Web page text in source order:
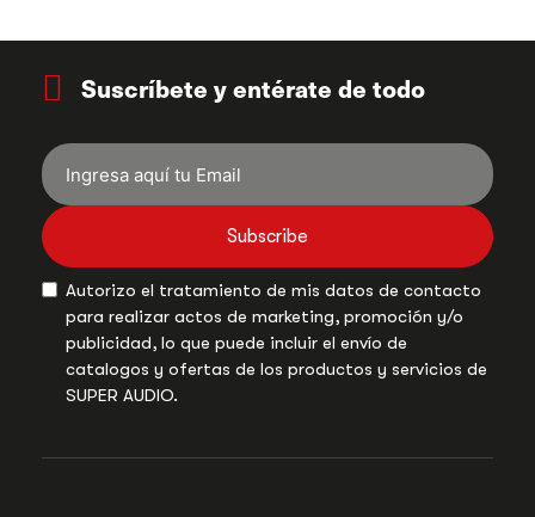
Suscríbete y entérate de todo
Subscribe
Autorizo el tratamiento de mis datos de contacto
para realizar actos de marketing, promoción y/o
publicidad, lo que puede incluir el envío de
catalogos y ofertas de los productos y servicios de
SUPER AUDIO.